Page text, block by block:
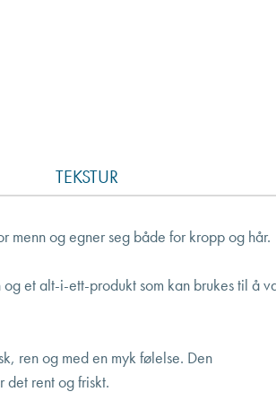
TEKSTUR
menn og egner seg både for kropp og hår.
et alt-i-ett-produkt som kan brukes til å
ren og med en myk følelse. Den
det rent og friskt.